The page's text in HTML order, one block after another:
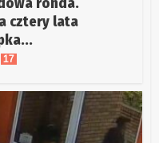
cztery lata
17